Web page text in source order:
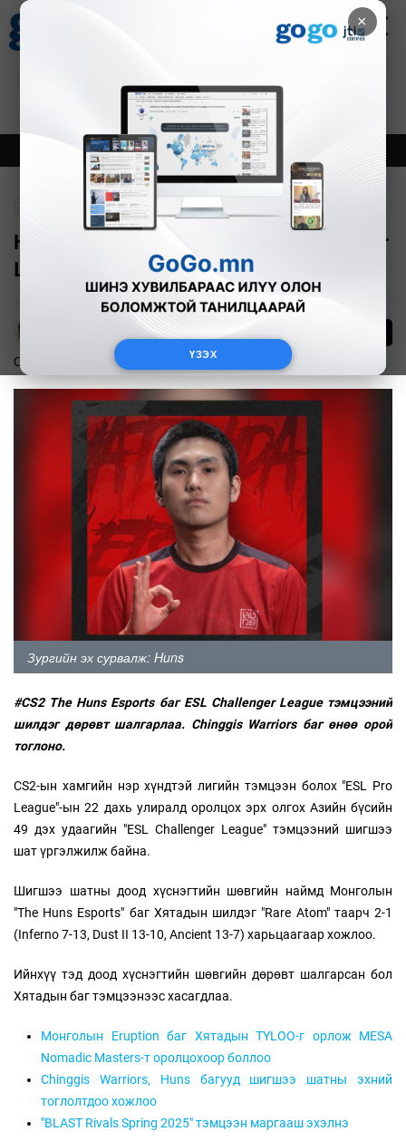
×
ҮЗЭХ
Зурхай
8.07
Онцлох Шинэ
Huns Хятадын Rare Atom-ыг Challenger
League-ээс хаслаа
А.Эрхэмбаяр
Спорт 2025-05-02
Зургийн эх сурвалж: Huns
#CS2 The Huns Esports баг ESL Challenger League тэмцээний
шилдэг дөрөвт шалгарлаа. Chinggis Warriors баг өнөө орой
тоглоно.
CS2-ын хамгийн нэр хүндтэй лигийн тэмцээн болох "ESL Pro
League"-ын 22 дахь улиралд оролцох эрх олгох Азийн бүсийн
49 дэх удаагийн "ESL Challenger League" тэмцээний шигшээ
шат үргэлжилж байна.
Шигшээ шатны доод хүснэгтийн шөвгийн наймд Монголын
"The Huns Esports" баг Хятадын шилдэг "Rare Atom" таарч 2-1
(Inferno 7-13, Dust II 13-10, Ancient 13-7) харьцаагаар хожлоо.
Ийнхүү тэд доод хүснэгтийн шөвгийн дөрөвт шалгарсан бол
Хятадын баг тэмцээнээс хасагдлаа.
Монголын Eruption баг Хятадын TYLOO-г орлож MESA
Nomadic Masters-т оролцохоор боллоо
Chinggis Warriors, Huns багууд шигшээ шатны эхний
тоглолтдоо хожлоо
"BLAST Rivals Spring 2025" тэмцээн маргааш эхэлнэ